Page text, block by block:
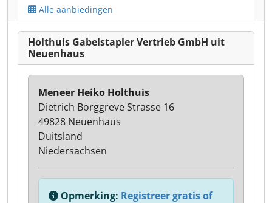
Alle aanbiedingen
Holthuis Gabelstapler Vertrieb GmbH uit
Neuenhaus
Meneer Heiko Holthuis
Dietrich Borggreve Strasse 16
49828 Neuenhaus
Duitsland
Niedersachsen
Opmerking: Registreer gratis of